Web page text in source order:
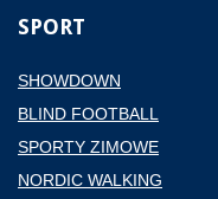
SPORT
SHOWDOWN
BLIND FOOTBALL
SPORTY ZIMOWE
NORDIC WALKING